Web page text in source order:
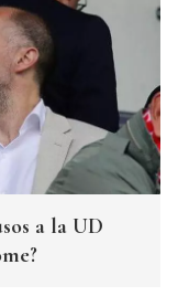
a la UD